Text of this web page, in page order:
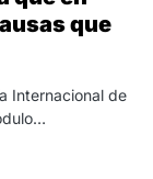
que
Internacional de